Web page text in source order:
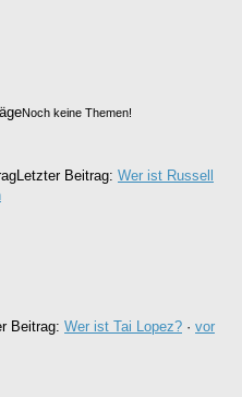
Noch keine Themen!
Letzter Beitrag: Wer ist Russell
Beitrag: Wer ist Tai Lopez? · vor